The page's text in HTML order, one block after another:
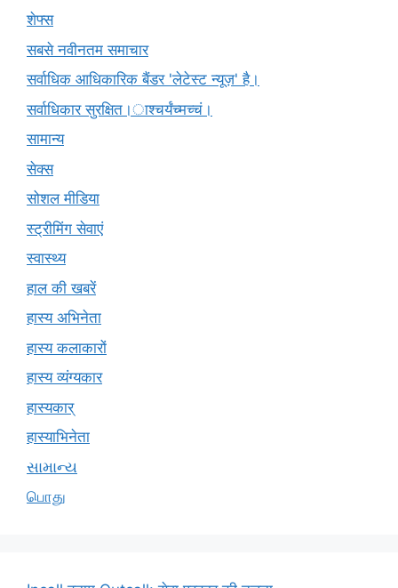
शेफ्स
सबसे नवीनतम समाचार
सर्वाधिक आधिकारिक बैंडर 'लेटेस्ट न्यूज़' है।
सर्वाधिकार सुरक्षित।ाश्चर्यंच्मच्चं।
सामान्य
सेक्स
सोशल मीडिया
स्ट्रीमिंग सेवाएं
स्वास्थ्य
हाल की खबरें
हास्य अभिनेता
हास्य कलाकारों
हास्य व्यंग्यकार
हास्यकार्
हास्याभिनेता
સામાન્ય
பொது